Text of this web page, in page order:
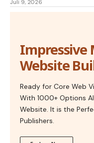
Juli 9, 2026
Impressive
Website
Ready for Core Web
With 1000+ Options
Website. It is the
Publishers.